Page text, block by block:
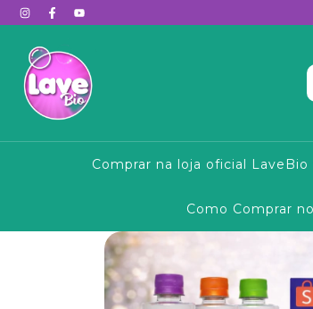
Comprar na loja oficial LaveBio
Como Comprar